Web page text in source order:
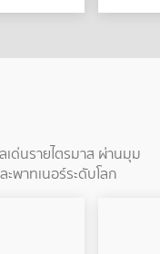
เด่นรายไตรมาส ผ่านมุม
พาทเนอร์ระดับโลก